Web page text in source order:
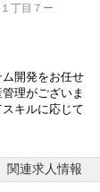
丁目７ー
開発をお任せ
理がございま
キルに応じて
関連求人情報